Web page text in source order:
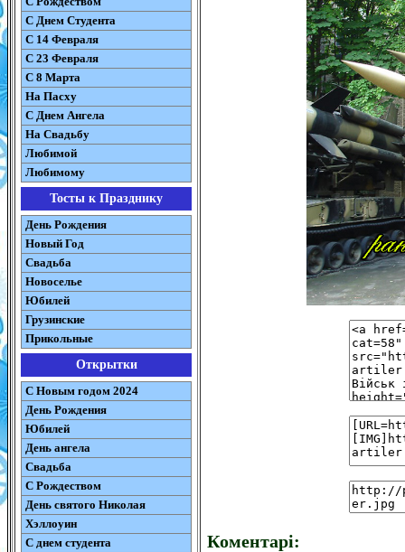
C Днем Студента
С 14 Февраля
С 23 Февраля
С 8 Марта
На Пасху
C Днем Ангела
На Свадьбу
Любимой
Любимому
Тосты к Празднику
День Рождения
Новый Год
Свадьба
Новоселье
Юбилей
Грузинские
Прикольные
Открытки
С Новым годом 2024
День Рождения
Юбилей
День ангела
Свадьба
С Рождеством
День святого Николая
Хэллоуин
С днем студента
Коментарі: